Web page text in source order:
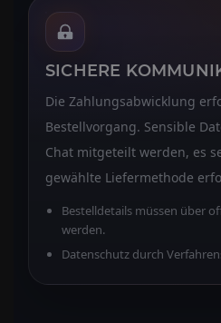
SICHERE
Die Zahlungsabwicklung
Bestellvorgang. Sensible
Chat mitgeteilt werden, es
gewählte Liefermethode
Bestelldetails müssen über
werden.
Datenschutz durch